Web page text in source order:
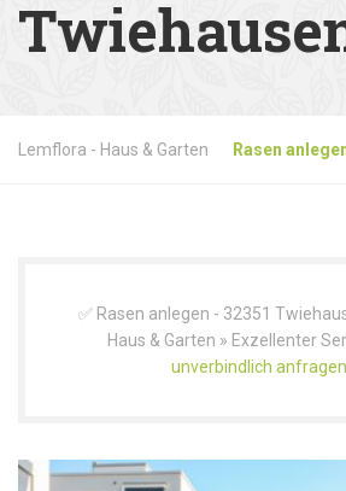
Lemflora - Haus & Garten Rasen
✅ Rasen anlegen - 32351
Haus & Garten » Exzellenter
unverbindlich